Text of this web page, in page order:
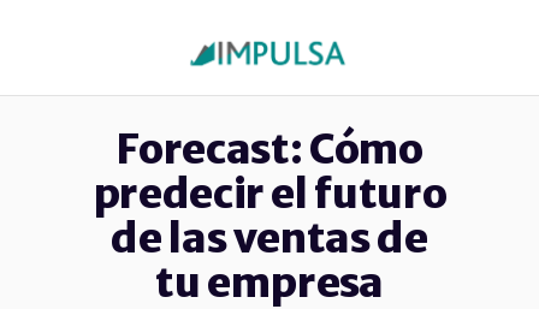
Forecast: Cómo
predecir el futuro
de las ventas de
tu empresa